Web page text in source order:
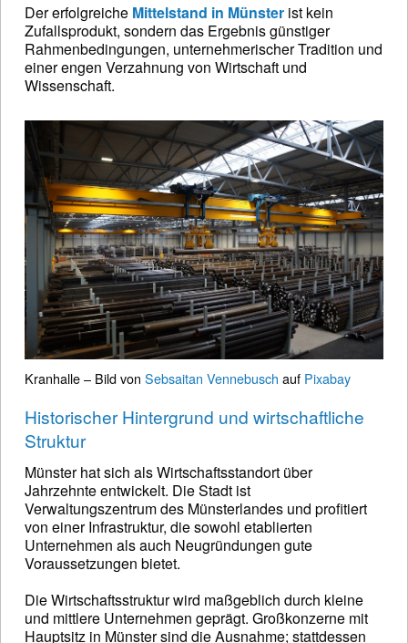
Der erfolgreiche Mittelstand in Münster ist kein
Zufallsprodukt, sondern das Ergebnis günstiger
Rahmenbedingungen, unternehmerischer Tradition und
einer engen Verzahnung von Wirtschaft und
Wissenschaft.
Kranhalle – Bild von Sebsaitan Vennebusch auf Pixabay
Historischer Hintergrund und wirtschaftliche
Struktur
Münster hat sich als Wirtschaftsstandort über
Jahrzehnte entwickelt. Die Stadt ist
Verwaltungszentrum des Münsterlandes und profitiert
von einer Infrastruktur, die sowohl etablierten
Unternehmen als auch Neugründungen gute
Voraussetzungen bietet.
Die Wirtschaftsstruktur wird maßgeblich durch kleine
und mittlere Unternehmen geprägt. Großkonzerne mit
Hauptsitz in Münster sind die Ausnahme; stattdessen